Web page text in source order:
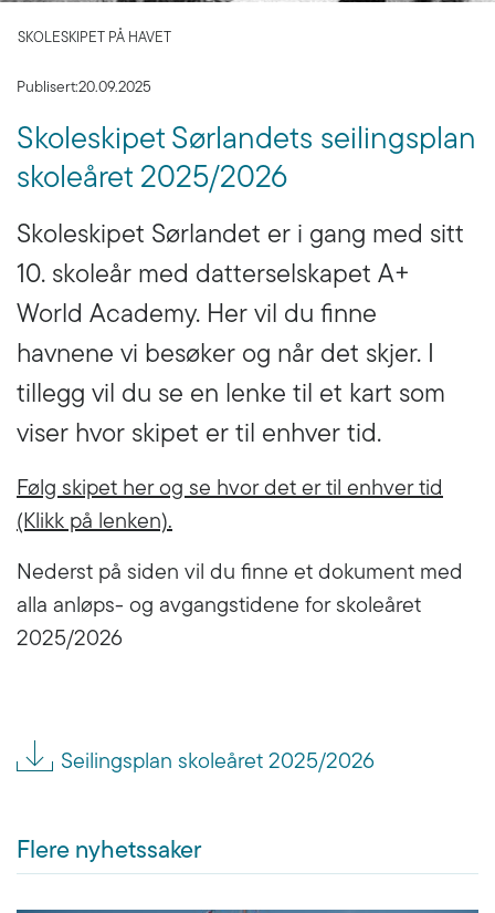
SKOLESKIPET PÅ HAVET
Publisert:20.09.2025
Skoleskipet Sørlandets seilingsplan
skoleåret 2025/2026
Skoleskipet Sørlandet er i gang med sitt
10. skoleår med datterselskapet A+
World Academy. Her vil du finne
havnene vi besøker og når det skjer. I
tillegg vil du se en lenke til et kart som
viser hvor skipet er til enhver tid.
Følg skipet her og se hvor det er til enhver tid
(Klikk på lenken).
Nederst på siden vil du finne et dokument med
alla anløps- og avgangstidene for skoleåret
2025/2026
Seilingsplan skoleåret 2025/2026
Flere nyhetssaker